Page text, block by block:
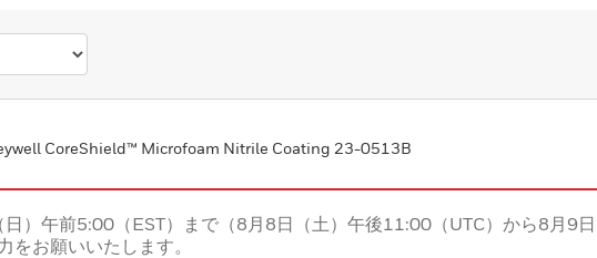
CoreShield™ Microfoam Nitrile Coating 23-0513B
）午前5:00（EST）まで（8月8日（土）午後11:00（UTC）から8月9
お願いいたします。